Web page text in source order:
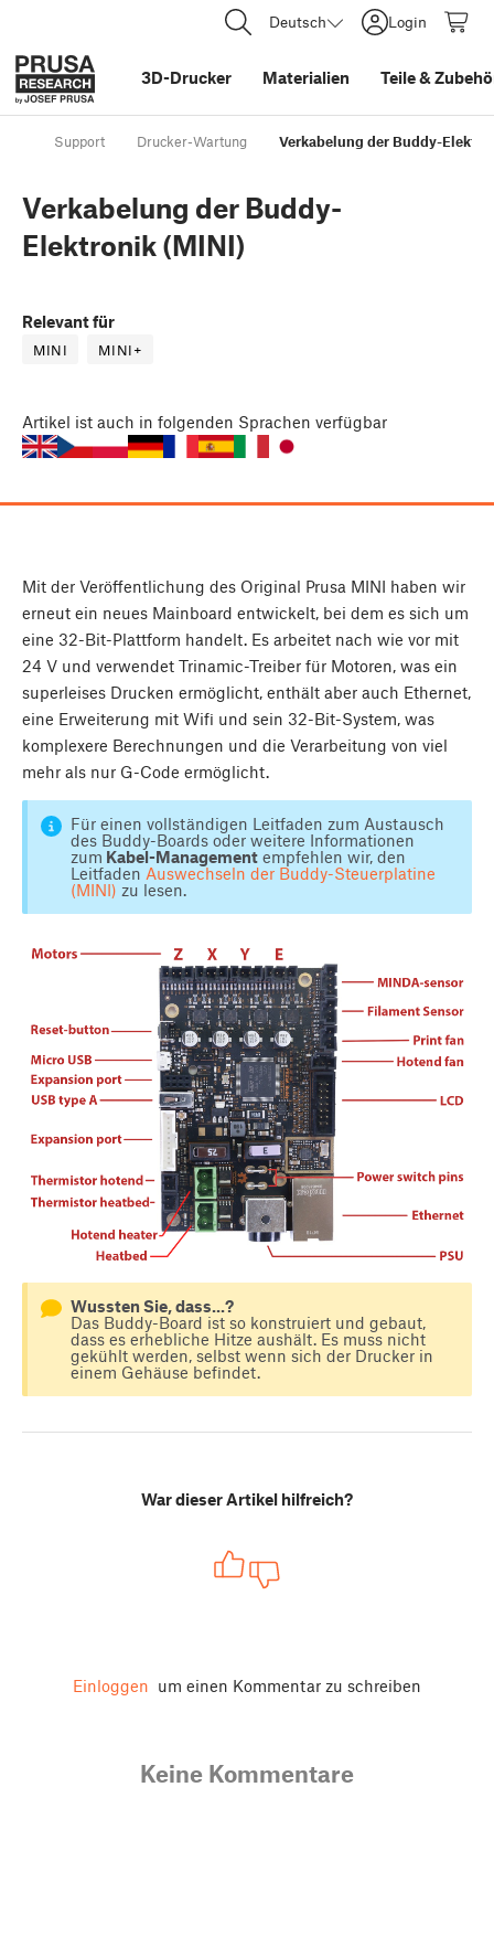
Deutsch Login
3D-Drucker Materialien Teile&
Support Drucker-Wartung Verkabelung der Buddy-
Verkabelung der Buddy-
Elektronik (MINI)
Relevant für
MINI MINI+
Artikel ist auch in folgenden Sprachen verfügbar
Mit der Veröffentlichung des Original Prusa MINI haben wir
erneut ein neues Mainboard entwickelt, bei dem es sich um
eine 32-Bit-Plattform handelt. Es arbeitet nach wie vor mit
24 V und verwendet Trinamic-Treiber für Motoren, was ein
superleises Drucken ermöglicht, enthält aber auch Ethernet,
eine Erweiterung mit Wifi und sein 32-Bit-System, was
komplexere Berechnungen und die Verarbeitung von viel
mehr als nur G-Code ermöglicht.
Für einen vollständigen Leitfaden zum Austausch
des Buddy-Boards oder weitere Informationen
zum Kabel-Managementempfehlen wir, den
Leitfaden Auswechseln der Buddy-Steuerplatine
(MINI) zu lesen.
Wussten Sie, dass...?
Das Buddy-Board ist so konstruiert und gebaut,
dass es erhebliche Hitze aushält. Es muss nicht
gekühlt werden, selbst wenn sich der Drucker in
einem Gehäuse befindet.
War dieser Artikel hilfreich?
Einloggen um einen Kommentar zu schreiben
Keine Kommentare